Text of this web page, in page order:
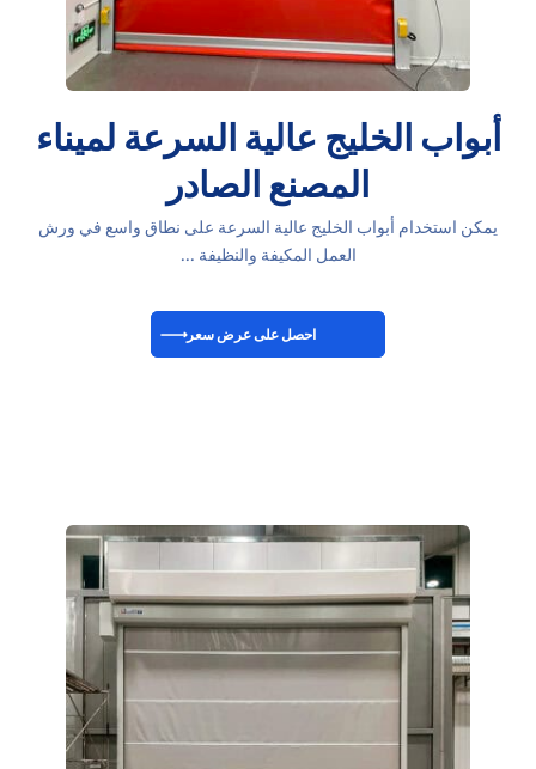
أبواب الخليج عالية السرعة لميناء
المصنع الصادر
يمكن استخدام أبواب الخليج عالية السرعة على نطاق واسع في ورش
العمل المكيفة والنظيفة ...
احصل على عرض سعر